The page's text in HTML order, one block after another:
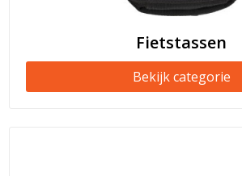
Fietstassen
Bekijk categorie